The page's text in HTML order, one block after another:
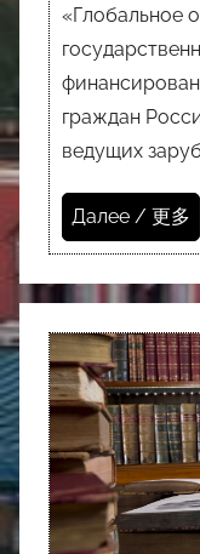
«Глобальное
граждан
ведущих
Далее / 更多